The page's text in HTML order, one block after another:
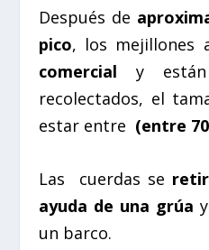
Después de
pico, los mejillones
comercial y
recolectados, el
estar entre (entre
Las cuerdas se
ayuda de una grúa
un barco.